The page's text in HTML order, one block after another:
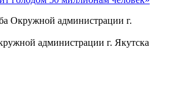
Окружной администрации г.
администрации г. Якутска